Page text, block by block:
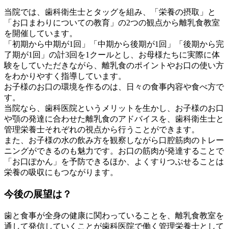
当院では、歯科衛生士とタッグを組み、「栄養の摂取」と
「お口まわりについての教育」の2つの観点から離乳食教室
を開催しています。
「初期から中期が1回」「中期から後期が1回」「後期から完
了期が1回」の計3回を1クールとし、お母様たちに実際に体
験をしていただきながら、離乳食のポイントやお口の使い方
をわかりやすく指導しています。
お子様のお口の環境を作るのは、日々の食事内容や食べ方で
す。
当院なら、歯科医院というメリットを生かし、お子様のお口
や顎の発達に合わせた離乳食のアドバイスを、歯科衛生士と
管理栄養士それぞれの視点から行うことができます。
また、お子様の水の飲み方を観察しながら口腔筋肉のトレー
ニングができるのも魅力です。お口の筋肉が発達することで
「お口ぽかん」を予防できるほか、よくすりつぶせることは
栄養の吸収にもつながります。
今後の展望は？
歯と食事が全身の健康に関わっていることを、離乳食教室を
通して発信していくことが歯科医院で働く管理栄養士として